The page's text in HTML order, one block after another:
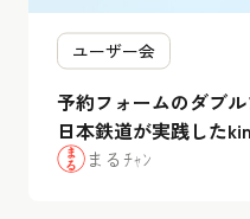
ユーザー会
予約フォームのダブ
日本鉄道が実践した
ー会レポート】
まるﾁｬﾝ